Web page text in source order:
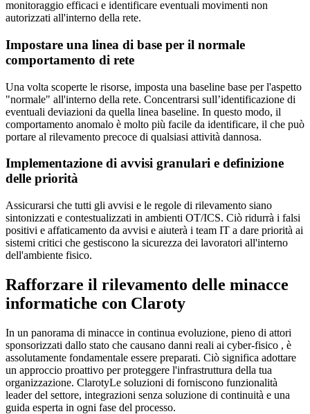
monitoraggio efficaci e identificare eventuali movimenti non
autorizzati all'interno della rete.
Impostare una linea di base per il normale
comportamento di rete
Una volta scoperte le risorse, imposta una baseline base per l'aspetto
"normale" all'interno della rete. Concentrarsi sull’identificazione di
eventuali deviazioni da quella linea baseline. In questo modo, il
comportamento anomalo è molto più facile da identificare, il che può
portare al rilevamento precoce di qualsiasi attività dannosa.
Implementazione di avvisi granulari e definizione
delle priorità
Assicurarsi che tutti gli avvisi e le regole di rilevamento siano
sintonizzati e contestualizzati in ambienti OT/ICS. Ciò ridurrà i falsi
positivi e affaticamento da avvisi e aiuterà i team IT a dare priorità ai
sistemi critici che gestiscono la sicurezza dei lavoratori all'interno
dell'ambiente fisico.
Rafforzare il rilevamento delle minacce
informatiche con Claroty
In un panorama di minacce in continua evoluzione, pieno di attori
sponsorizzati dallo stato che causano danni reali ai cyber-fisico , è
assolutamente fondamentale essere preparati. Ciò significa adottare
un approccio proattivo per proteggere l'infrastruttura della tua
organizzazione. ClarotyLe soluzioni di forniscono funzionalità
leader del settore, integrazioni senza soluzione di continuità e una
guida esperta in ogni fase del processo.